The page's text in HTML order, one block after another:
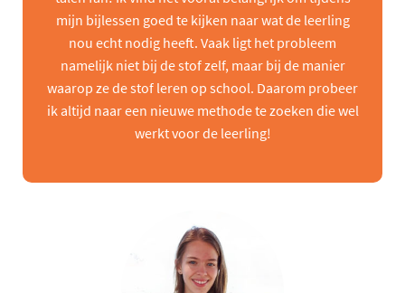
mijn bijlessen goed te kijken naar wat de leerling
nou echt nodig heeft. Vaak ligt het probleem
namelijk niet bij de stof zelf, maar bij de manier
waarop ze de stof leren op school. Daarom probeer
ik altijd naar een nieuwe methode te zoeken die wel
werkt voor de leerling!